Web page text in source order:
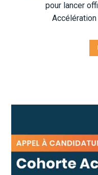
pour lancer
Accélération